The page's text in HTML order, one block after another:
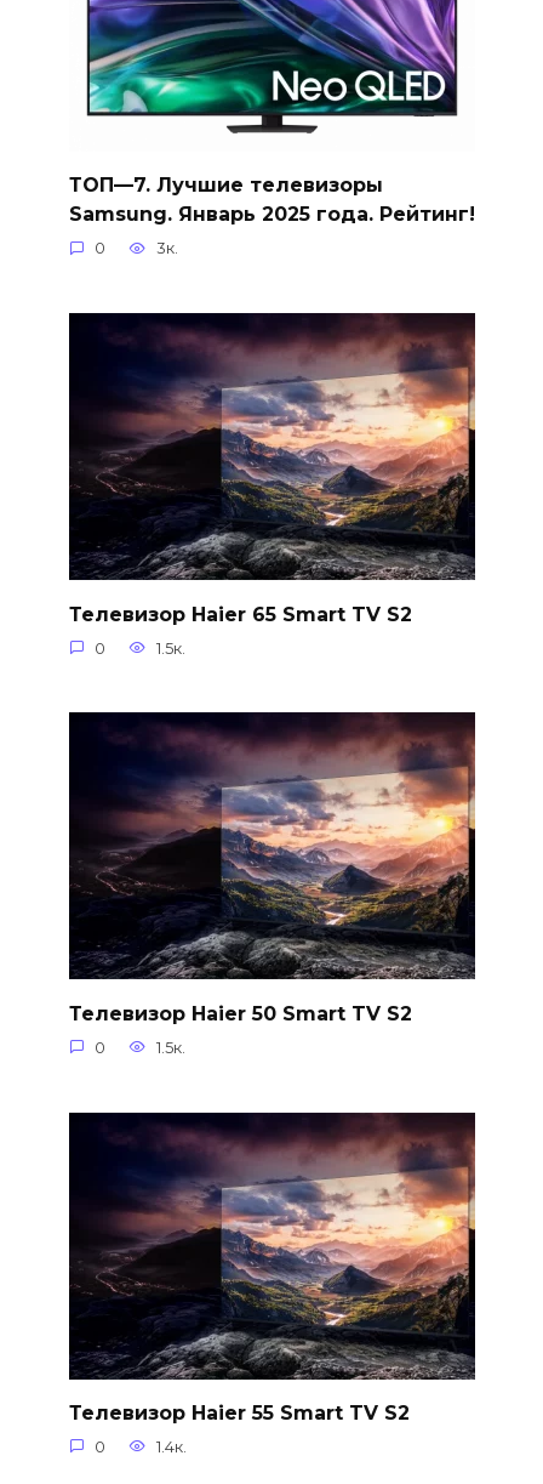
ТОП—7. Лучшие телевизоры
Samsung. Январь 2025 года. Рейтинг!
0 3к.
Телевизор Haier 65 Smart TV S2
0 1.5к.
Телевизор Haier 50 Smart TV S2
0 1.5к.
Телевизор Haier 55 Smart TV S2
0 1.4к.